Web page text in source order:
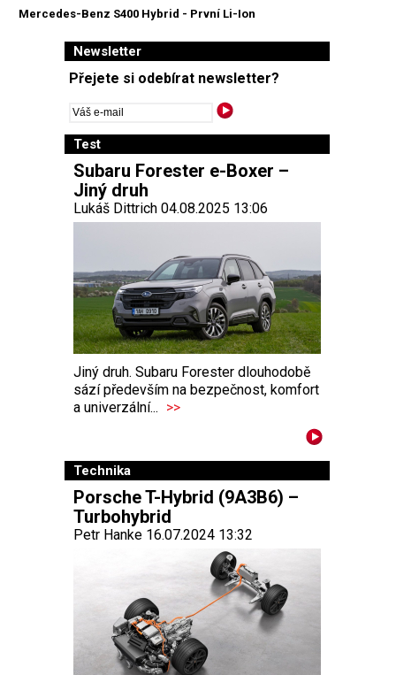
Mercedes-Benz S400 Hybrid - První Li-Ion
Newsletter
Přejete si odebírat newsletter?
Test
Subaru Forester e-Boxer –
Jiný druh
Lukáš Dittrich 04.08.2025 13:06
Jiný druh. Subaru Forester dlouhodobě
sází především na bezpečnost, komfort
a univerzální... >>
Technika
Porsche T-Hybrid (9A3B6) –
Turbohybrid
Petr Hanke 16.07.2024 13:32